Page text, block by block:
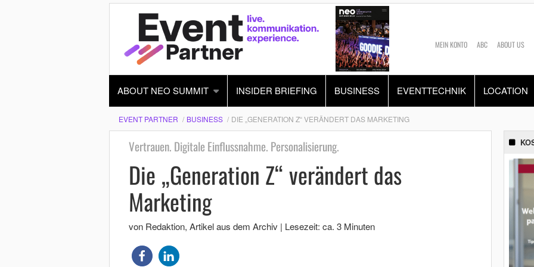
MEIN KONTO ABC ABOUT US
ABOUT NEO SUMMIT INSIDER BRIEFING BUSINESS EVENTTECHNIK LOCATION
EVENT PARTNER BUSINESS DIE „GENERATION Z“ VERÄNDERT DAS MARKETING
Vertrauen. Digitale Einflussnahme. Personalisierung.
Die „Generation Z“ verändert das
Marketing
von Redaktion, Artikel aus dem Archiv| Lesezeit: ca. 3 Minuten